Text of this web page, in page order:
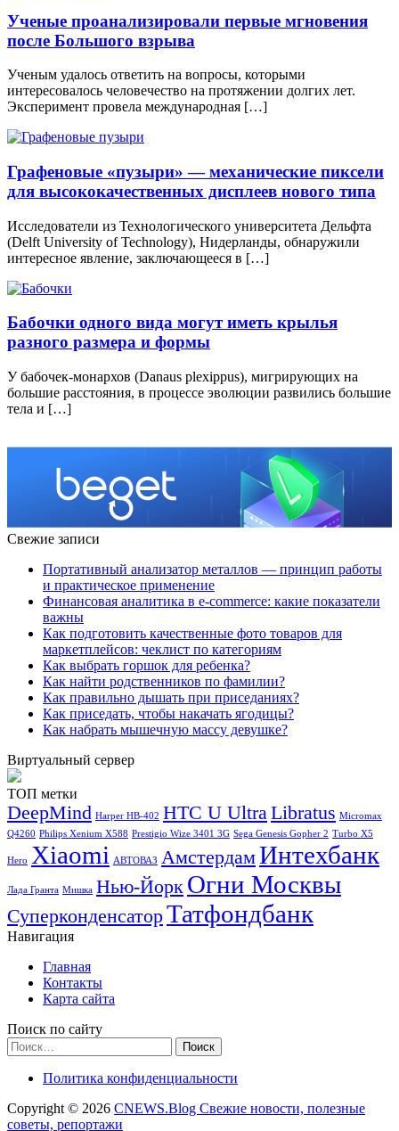
Ученые проанализировали первые мгновения
после Большого взрыва
Ученым удалось ответить на вопросы, которыми
интересовалось человечество на протяжении долгих лет.
Эксперимент провела международная […]
Графеновые «пузыри» — механические пиксели
для высококачественных дисплеев нового типа
Исследователи из Технологического университета Дельфта
(Delft University of Technology), Нидерланды, обнаружили
интересное явление, заключающееся в […]
Бабочки одного вида могут иметь крылья
разного размера и формы
У бабочек-монархов (Danaus plexippus), мигрирующих на
большие расстояния, в процессе эволюции развились большие
тела и […]
Свежие записи
Портативный анализатор металлов — принцип работы
и практическое применение
Финансовая аналитика в e-commerce: какие показатели
важны
Как подготовить качественные фото товаров для
маркетплейсов: чеклист по категориям
Как выбрать горшок для ребенка?
Как найти родственников по фамилии?
Как правильно дышать при приседаниях?
Как приседать, чтобы накачать ягодицы?
Как набрать мышечную массу девушке?
Виртуальный сервер
ТОП метки
DeepMind Harper HB-402 HTC U UltraLibratus Micromax
Q4260 Philips Xenium X588 Prestigio Wize 3401 3G Sega Genesis Gopher 2 Turbo X5
Hero Xiaomi АВТОВАЗ АмстердамИнтехбанк
Лада Гранта Мишка Нью-Йорк Огни Москвы
СуперконденсаторТатфондбанк
Навигация
Главная
Контакты
Карта сайта
Поиск по сайту
Найти:
Политика конфиденциальности
Copyright © 2026 CNEWS.Blog Свежие новости, полезные
советы, репортажи